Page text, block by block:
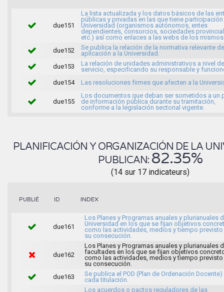
due151
La lista actualizada y los datos básicos de las
públicas y privadas en las que tiene participación
Universidad (organismos autónomos, entes
dependientes, consorcios, sociedades
etc.) así como enlaces a las webs de los
due152
Se publica la relación de la normativa relevante de
aplicación a la Universidad.
due153
La relación de unidades administrativos a nivel de
servicio, especificando su responsable y
due154
Las resoluciones firmes que afecten a la
due155
Los documentos que deban ser sometidos a un
de información pública durante su tramitación,
conforme a la legislación sectorial vigente.
PLANIFICACIÓN Y ORGANIZACIÓN DE LA
PUBLICAN: 82.35%
(14 sur 17 indicateurs)
PUBLIÉ ID INDEX
due161
Los Planes y Programas anuales y plurianuales
Universidad en los que se fijan objetivos
como las actividades, medios y tiempo previsto
su consecución.
due162
Los Planes y Programas anuales y plurianuales
facultades en los que se fijan objetivos
como las actividades, medios y tiempo previsto
su consecución.
due163
Se publica el POD (Plan de Ordenación Docente)
cada titulación.
Los acuerdos o pactos reguladores de las